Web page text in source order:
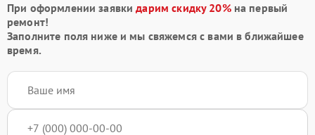
При оформлении заявкидарим скидку 20%на первый
ремонт!
Заполните поля ниже и мы свяжемся с вами в ближайшее
время.